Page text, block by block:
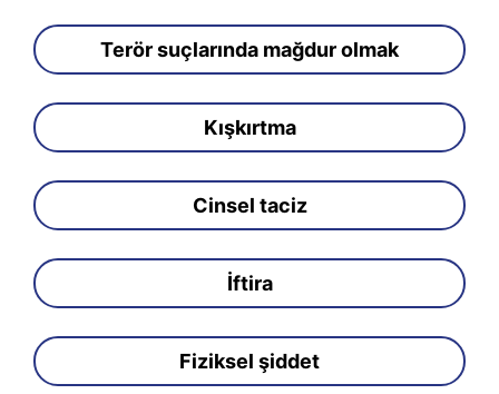
Terör suçlarında mağdur olmak
Kışkırtma
Cinsel taciz
İftira
Fiziksel şiddet